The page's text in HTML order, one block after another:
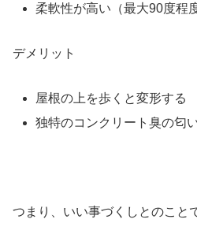
柔軟性が高い（最大90度程
デメリット
屋根の上を歩くと変形する
独特のコンクリート臭の匂
つまり、いい事づくしとのこと